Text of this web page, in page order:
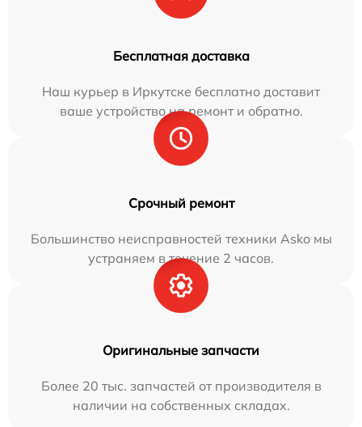
Бесплатная доставка
Наш курьер в Иркутске бесплатно доставит
ваше устройство на ремонт и обратно.
Срочный ремонт
Большинство неисправностей техники Asko мы
устраняем в течение 2 часов.
Оригинальные запчасти
Более 20 тыс. запчастей от производителя в
наличии на собственных складах.